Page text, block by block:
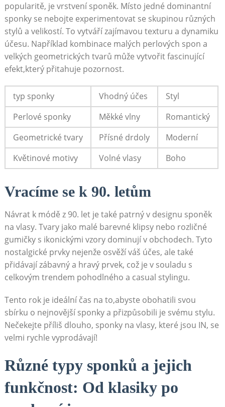
popularitě, je vrstvení sponěk. Místo jedné dominantní
sponky se nebojte experimentovat⁤ se ‌skupinou⁤ různých
stylů a velikostí. ⁢To ​vytváří zajímavou texturu a dynamiku
účesu. Například kombinace malých ⁤perlových spon a
‍velkých geometrických tvarů může vytvořit fascinující
efekt,který přitahuje ​pozornost.
typ sponky Vhodný účes
Styl
Perlové sponky
Měkké vlny
Romantický
Geometrické tvary
Přísné drdoly
Moderní
Květinové motivy
Volné vlasy Boho
Vracíme se k‍ 90. letům
Návrat k⁢ módě z 90. let⁤ je také patrný v designu sponěk
na ⁣vlasy. Tvary jako malé barevné klipsy nebo rozličné
gumičky s ikonickými vzory ⁢dominují v obchodech. Tyto
nostalgické⁢ prvky⁤ nejenže osvěží váš účes, ale také
přidávají zábavný a hravý prvek, což je v souladu s
celkovým trendem pohodlného‍ a casual stylingu.
Tento rok je ideální čas na to,abyste obohatili svou
sbírku o nejnovější sponky a přizpůsobili je svému ⁣stylu.
Nečekejte příliš dlouho,⁣ sponky na vlasy, které ‌jsou IN, ​se
velmi rychle vyprodávají!
Různé typy sponků a jejich
funkčnost: Od klasiky po